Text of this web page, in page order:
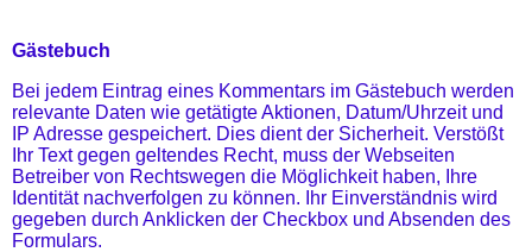
Gästebuch
Bei jedem Eintrag eines Kommentars im Gästebuch werden
relevante Daten wie getätigte Aktionen, Datum/Uhrzeit und
IP Adresse gespeichert. Dies dient der Sicherheit. Verstößt
Ihr Text gegen geltendes Recht, muss der Webseiten
Betreiber von Rechtswegen die Möglichkeit haben, Ihre
Identität nachverfolgen zu können. Ihr Einverständnis wird
gegeben durch Anklicken der Checkbox und Absenden des
Formulars.